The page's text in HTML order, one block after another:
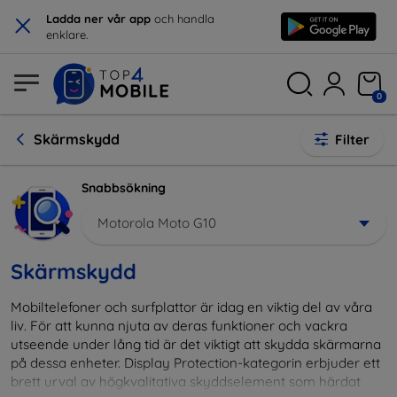
× Ladda ner vår app och handla
enklare.
0
Skärmskydd Filter
Snabbsökning
Motorola Moto G10
Skärmskydd
Mobiltelefoner och surfplattor är idag en viktig del av våra
liv. För att kunna njuta av deras funktioner och vackra
utseende under lång tid är det viktigt att skydda skärmarna
på dessa enheter. Display Protection-kategorin erbjuder ett
brett urval av högkvalitativa skyddselement som härdat